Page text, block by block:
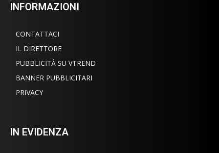
INFORMAZIONI
CONTATTACI
IL DIRETTORE
PUBBLICITÀ SU VTREND
BANNER PUBBLICITARI
PRIVACY
IN EVIDENZA